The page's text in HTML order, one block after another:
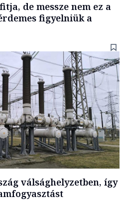
de messze nem ez a
figyelniük a
válsághelyzetben, így